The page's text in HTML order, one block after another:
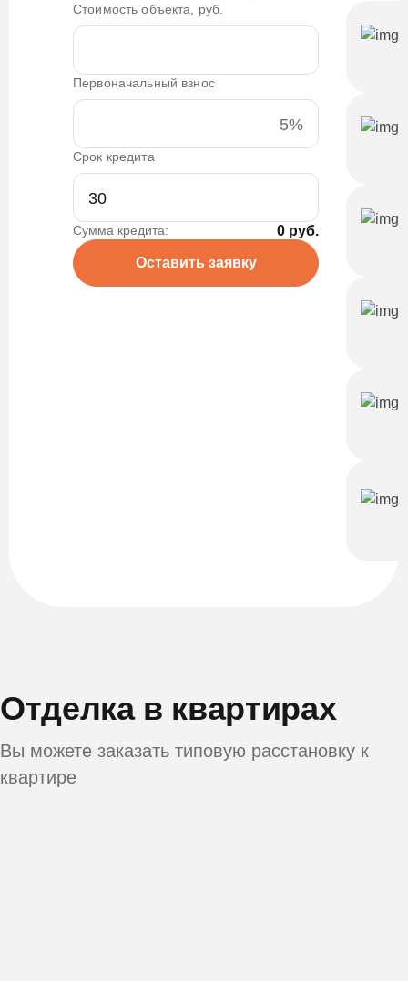
Стоимость объекта, руб.
Первоначальный взнос
5%
Срок кредита
Сумма кредита: 0 руб.
Оставить заявку
Отделка в квартирах
Вы можете заказать типовую расстановку к
квартире